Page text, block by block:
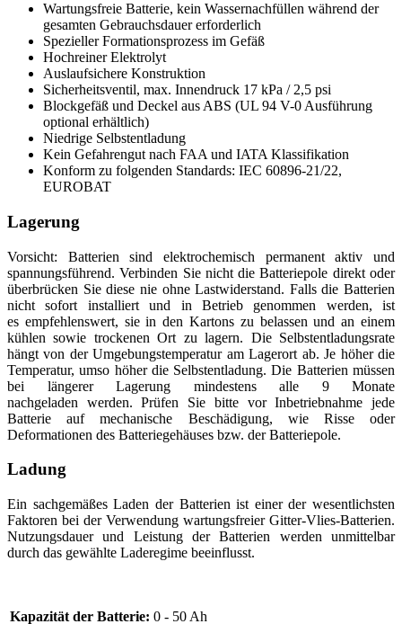
Wartungsfreie Batterie, kein Wassernachfüllen während der
gesamten Gebrauchsdauer erforderlich
Spezieller Formationsprozess im Gefäß
Hochreiner Elektrolyt
Auslaufsichere Konstruktion
Sicherheitsventil, max. Innendruck 17 kPa / 2,5 psi
Blockgefäß und Deckel aus ABS (UL 94 V-0 Ausführung
optional erhältlich)
Niedrige Selbstentladung
Kein Gefahrengut nach FAA und IATA Klassifikation
Konform zu folgenden Standards: IEC 60896-21/22,
EUROBAT
Lagerung
Vorsicht: Batterien sind elektrochemisch permanent aktiv und
spannungsführend. Verbinden Sie nicht die Batteriepole direkt oder
überbrücken Sie diese nie ohne Lastwiderstand. Falls die Batterien
nicht sofort installiert und in Betrieb genommen werden, ist
es empfehlenswert, sie in den Kartons zu belassen und an einem
kühlen sowie trockenen Ort zu lagern. Die Selbstentladungsrate
hängt von der Umgebungstemperatur am Lagerort ab. Je höher die
Temperatur, umso höher die Selbstentladung. Die Batterien müssen
bei längerer Lagerung mindestens alle 9 Monate
nachgeladen werden. Prüfen Sie bitte vor Inbetriebnahme jede
Batterie auf mechanische Beschädigung, wie Risse oder
Deformationen des Batteriegehäuses bzw. der Batteriepole.
Ladung
Ein sachgemäßes Laden der Batterien ist einer der wesentlichsten
Faktoren bei der Verwendung wartungsfreier Gitter-Vlies-Batterien.
Nutzungsdauer und Leistung der Batterien werden unmittelbar
durch das gewählte Laderegime beeinflusst.
Kapazität der Batterie: 0 - 50 Ah